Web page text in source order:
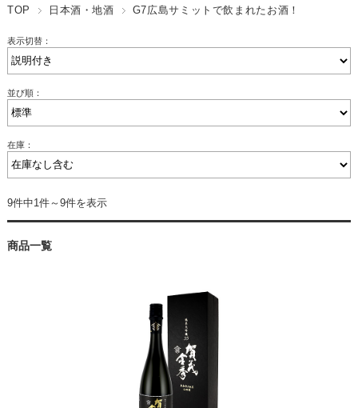
TOP 日本酒・地酒 G7広島サミットで飲まれたお酒！
表示切替：
並び順：
在庫：
9件中1件～9件を表示
商品一覧